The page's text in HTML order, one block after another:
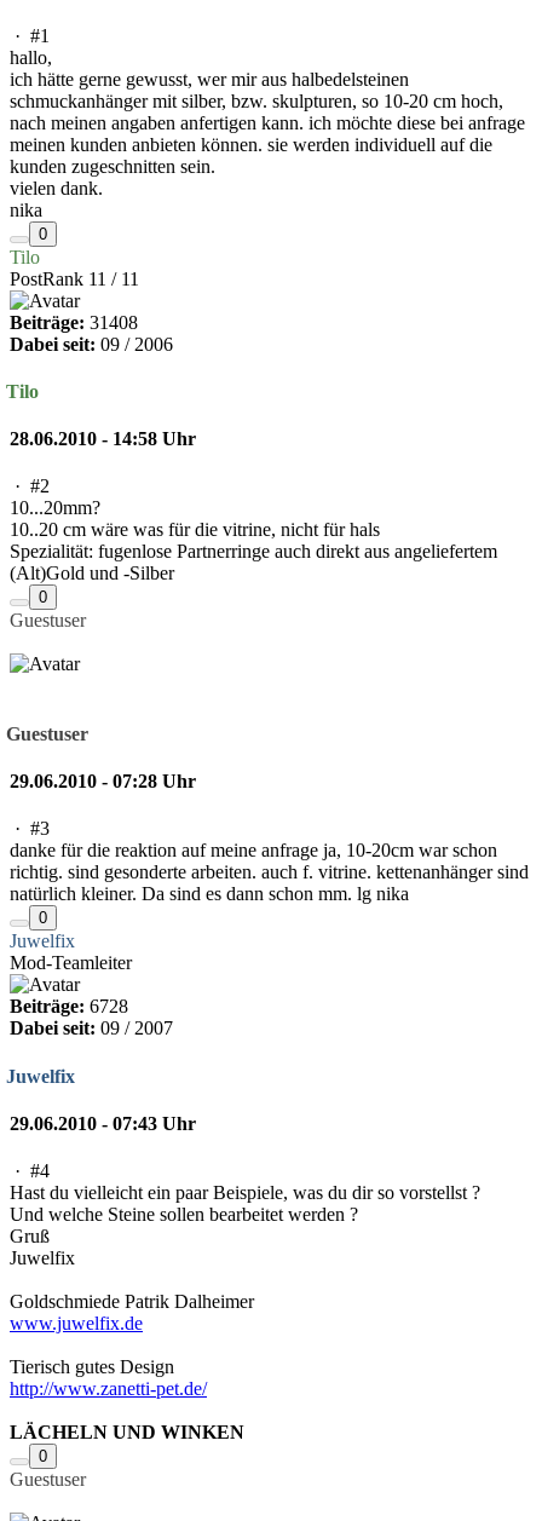
· #1
hallo,
ich hätte gerne gewusst, wer mir aus halbedelsteinen
schmuckanhänger mit silber, bzw. skulpturen, so 10-20 cm hoch,
nach meinen angaben anfertigen kann. ich möchte diese bei anfrage
meinen kunden anbieten können. sie werden individuell auf die
kunden zugeschnitten sein.
vielen dank.
nika
0
Tilo
PostRank 11 / 11
Beiträge: 31408
Dabei seit: 09 / 2006
Tilo
28.06.2010 - 14:58 Uhr
· #2
10...20mm?
10..20 cm wäre was für die vitrine, nicht für hals
Spezialität: fugenlose Partnerringe auch direkt aus angeliefertem
(Alt)Gold und -Silber
0
Guestuser
Guestuser
29.06.2010 - 07:28 Uhr
· #3
danke für die reaktion auf meine anfrage ja, 10-20cm war schon
richtig. sind gesonderte arbeiten. auch f. vitrine. kettenanhänger sind
natürlich kleiner. Da sind es dann schon mm. lg nika
0
Juwelfix
Mod-Teamleiter
Beiträge: 6728
Dabei seit: 09 / 2007
Juwelfix
29.06.2010 - 07:43 Uhr
· #4
Hast du vielleicht ein paar Beispiele, was du dir so vorstellst ?
Und welche Steine sollen bearbeitet werden ?
Gruß
Juwelfix
Goldschmiede Patrik Dalheimer
www.juwelfix.de
Tierisch gutes Design
http://www.zanetti-pet.de/
LÄCHELN UND WINKEN
0
Guestuser